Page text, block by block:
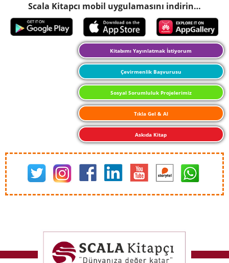
Scala Kitapcı mobil uygulamasını indirin…
Kitabımı Yayınlatmak İstiyorum
Çevirmenlik Başvurusu
Sosyal Sorumluluk Projelerimiz
Tıkla Gel & Al
Askıda Kitap